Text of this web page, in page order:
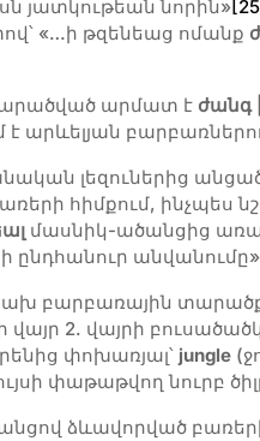
յատկութեան նորին»
«…ի թզենեաց ոմանք
արմատ է ժանգ
արևելյան
լեզուներից
հիմքում, ինչպես
մասնիկ-ածանցից
անվանումը»,
բարբառային
2. վայրի
փոխառյալ՝ jungle
փաթաթվող նուրբ
ձևավորված